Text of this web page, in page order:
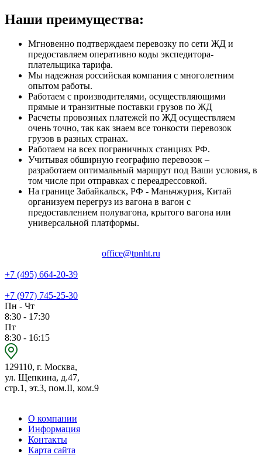
Наши преимущества:
Мгновенно подтверждаем перевозку по сети ЖД и
предоставляем оперативно коды экспедитора-
плательщика тарифа.
Мы надежная российская компания с многолетним
опытом работы.
Работаем с производителями, осуществляющими
прямые и транзитные поставки грузов по ЖД
Расчеты провозных платежей по ЖД осуществляем
очень точно, так как знаем все тонкости перевозок
грузов в разных странах.
Работаем на всех пограничных станциях РФ.
Учитывая обширную географию перевозок –
разработаем оптимальный маршрут под Ваши условия, в
том числе при отправках с переадрессовкой.
На границе Забайкальск, РФ - Маньчжурия, Китай
организуем перегруз из вагона в вагон с
предоставлением полувагона, крытого вагона или
универсальной платформы.
office@tpnht.ru
+7 (495) 664-20-39
+7 (977) 745-25-30
Пн - Чт
8:30 - 17:30
Пт
8:30 - 16:15
129110, г. Москва,
ул. Щепкина, д.47,
стр.1, эт.3, пом.II, ком.9
О компании
Информация
Контакты
Карта сайта